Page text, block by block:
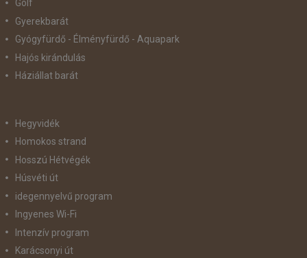
Golf
Gyerekbarát
Gyógyfürdő - Élményfürdő - Aquapark
Hajós kirándulás
Háziállat barát
Hegyvidék
Homokos strand
Hosszú Hétvégék
Húsvéti út
idegennyelvű program
Ingyenes Wi-Fi
Intenzív program
Karácsonyi út